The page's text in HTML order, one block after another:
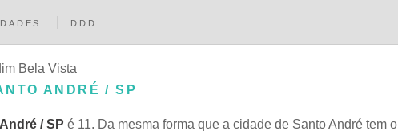
DDD
Bela Vista
ANDRÉ / SP
/ SP é 11. Da mesma forma que a cidade de Santo André tem o